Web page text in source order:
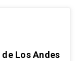
Los Andes